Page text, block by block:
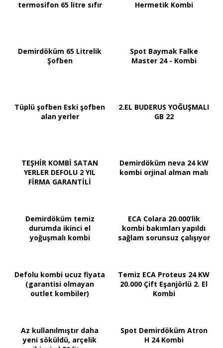
termosifon 65 litre sıfır Hermetik Kombi
Demirdöküm 65 Litrelik
Şofben
Spot Baymak Falke
Master 24 - Kombi
Tüplü şofben Eski şofben
alan yerler
2.EL BUDERUS YOĞUŞMALI
GB 22
TEŞHİR KOMBİ SATAN
YERLER DEFOLU 2 YIL
FİRMA GARANTİLİ
Demirdöküm neva 24 kW
kombi orjinal alman malı
Demirdöküm temiz
durumda ikinci el
yoğuşmalı kombi
ECA Colara 20.000’lik
kombi bakımları yapıldı
sağlam sorunsuz çalışıyor
Defolu kombi ucuz fiyata
(garantisi olmayan
outlet kombiler)
Temiz ECA Proteus 24 KW
20.000 Çift Eşanjörlü 2. El
Kombi
Az kullanılmıştır daha
yeni söküldü, arçelik
Spot Demirdöküm Atron
H 24 Kombi